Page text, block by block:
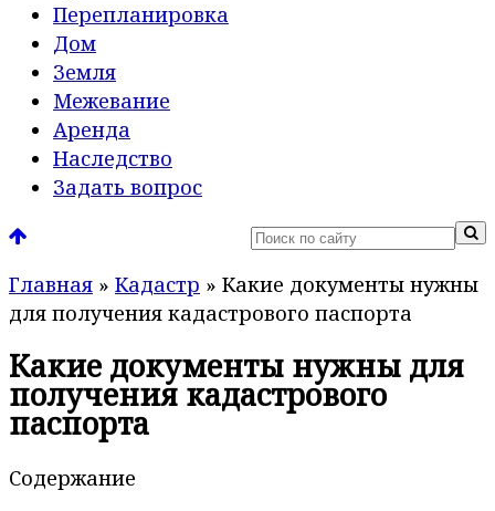
Перепланировка
Дом
Земля
Межевание
Аренда
Наследство
Задать вопрос
Главная » Кадастр » Какие документы нужны
для получения кадастрового паспорта
Какие документы нужны для
получения кадастрового
паспорта
Содержание